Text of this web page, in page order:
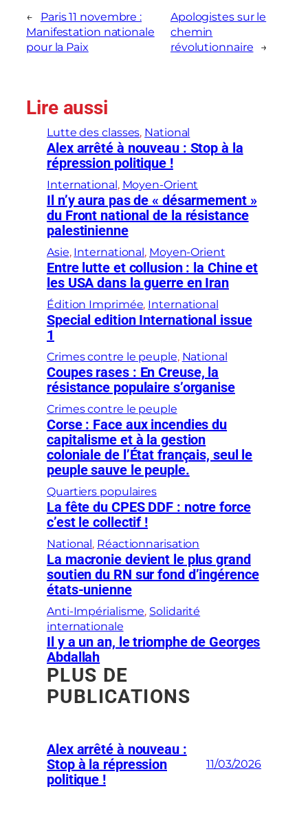
←
Paris 11 novembre :
Manifestation nationale
pour la Paix
Apologistes sur le
chemin
révolutionnaire
→
Lire aussi
Lutte des classes, National
Alex arrêté à nouveau : Stop à la
répression politique !
International, Moyen-Orient
Il n’y aura pas de « désarmement »
du Front national de la résistance
palestinienne
Asie, International, Moyen-Orient
Entre lutte et collusion : la Chine et
les USA dans la guerre en Iran
Édition Imprimée, International
Special edition International issue
1
Crimes contre le peuple, National
Coupes rases : En Creuse, la
résistance populaire s’organise
Crimes contre le peuple
Corse : Face aux incendies du
capitalisme et à la gestion
coloniale de l’État français, seul le
peuple sauve le peuple.
Quartiers populaires
La fête du CPES DDF : notre force
c’est le collectif !
National, Réactionnarisation
La macronie devient le plus grand
soutien du RN sur fond d’ingérence
états-unienne
Anti-Impérialisme, Solidarité
internationale
Il y a un an, le triomphe de Georges
Abdallah
PLUS DE
PUBLICATIONS
Alex arrêté à nouveau :
Stop à la répression
politique !
11/03/2026